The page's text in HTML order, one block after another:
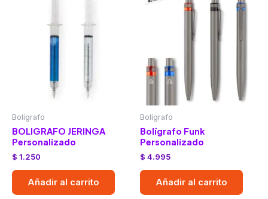
Bolígrafo
BOLIGRAFO JERINGA
Personalizado
$ 1.250
Añadir al carrito
Bolígrafo
Bolígrafo Funk
Personalizado
$ 4.995
Añadir al carrito